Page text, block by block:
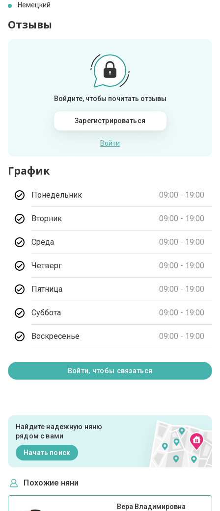
Немецкий
Отзывы
Войдите, чтобы почитать отзывы
Зарегистрироваться
Войти
График
Понедельник 09:00 - 19:00
Вторник 09:00 - 19:00
Среда 09:00 - 19:00
Четверг 09:00 - 19:00
Пятница 09:00 - 19:00
Суббота 09:00 - 19:00
Воскресенье 09:00 - 19:00
Войти, чтобы связаться
Найдите надежную няню
рядом с вами
Начать поиск
Похожие няни
Вера Владимировна